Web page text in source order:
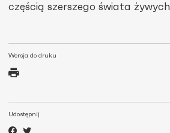
Wersja do druku
Udostępnij
częścią szerszego świata